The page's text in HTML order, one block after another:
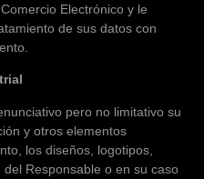
Electrónico y le
de sus datos con
pero no limitativo su
y otros elementos
los diseños, logotipos,
Responsable o en su caso